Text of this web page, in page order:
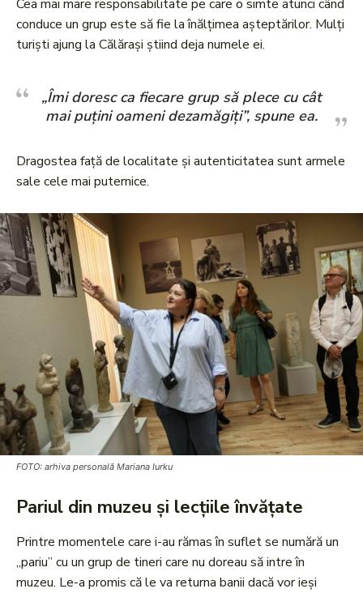
Cea mai mare responsabilitate pe care o simte atunci când
conduce un grup este să fie la înălțimea așteptărilor. Mulți
turiști ajung la Călărași știind deja numele ei.
„Îmi doresc ca fiecare grup să plece cu cât
mai puțini oameni dezamăgiți”, spune ea.
Dragostea față de localitate și autenticitatea sunt armele
sale cele mai puternice.
FOTO: arhiva personală Mariana Iurku
Pariul din muzeu și lecțiile învățate
Printre momentele care i-au rămas în suflet se numără un
„pariu” cu un grup de tineri care nu doreau să intre în
muzeu. Le-a promis că le va returna banii dacă vor ieși